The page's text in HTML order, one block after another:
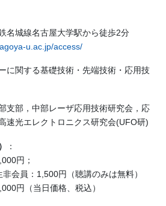
名城線名古屋大学駅から徒歩2分
u.ac.jp/access/
に関する基礎技術・先端技術・応用技
支部，中部レーザ応用技術研究会，応
速光エレクトロニクス研究会(UFO研)
：
円；
会員：1,500円（聴講のみは無料）
円（当日価格、税込）